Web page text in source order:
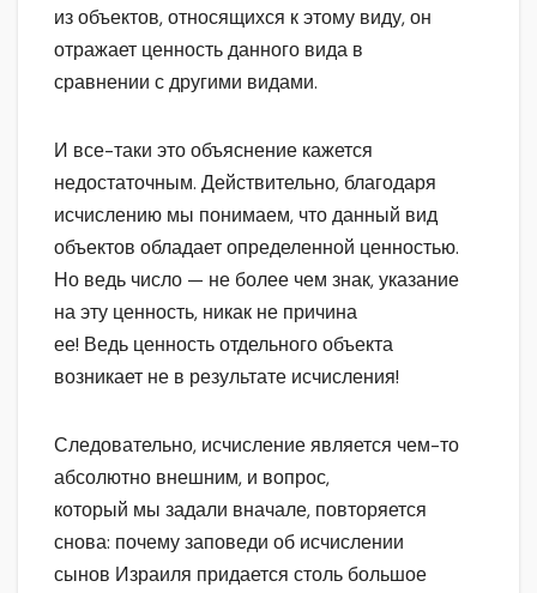
из объектов, относящихся к этому виду, он
отражает ценность данного вида в
сравнении с другими видами.
И все-таки это объяснение кажется
недостаточным. Действительно, благодаря
исчислению мы понимаем, что данный вид
объектов обладает определенной ценностью.
Но ведь число — не более чем знак, указание
на эту ценность, никак не причина
ее! Ведь ценность отдельного объекта
возникает не в результате исчисления!
Следовательно, исчисление является чем-то
абсолютно внешним, и вопрос,
который мы задали вначале, повторяется
снова: почему заповеди об исчислении
сынов Израиля придается столь большое